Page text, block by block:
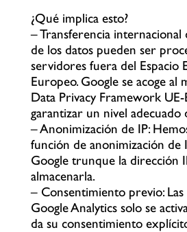
¿Qué implica esto?
– Transferencia internacional
de los datos pueden ser
servidores fuera del Espacio
Europeo. Google se acoge al
Data Privacy Framework UE-
garantizar un nivel adecuado
– Anonimización de IP:
función de anonimización de
Google trunque la dirección
almacenarla.
– Consentimiento previo: Las
Google Analytics solo se
da su consentimiento